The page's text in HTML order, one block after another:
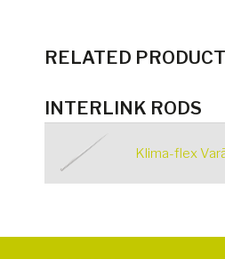
RELATED
INTERLINK RODS
Klima-flex